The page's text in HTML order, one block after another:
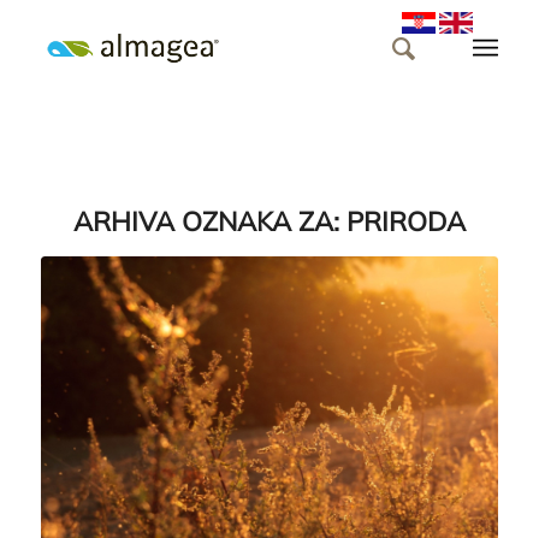
ARHIVA OZNAKA ZA: PRIRODA